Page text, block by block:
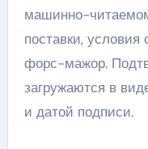
машинно-
поставки, условия
форс-мажор.
загружаются в
и датой подписи.